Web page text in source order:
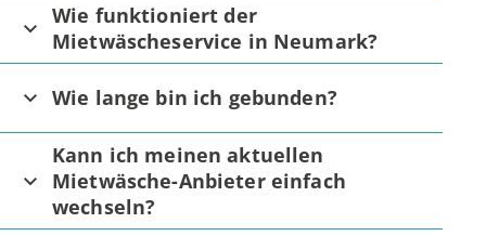
Wie funktioniert der
Mietwäscheservice in Neumark?
Wie lange bin ich gebunden?
Kann ich meinen aktuellen
Mietwäsche-Anbieter einfach
wechseln?